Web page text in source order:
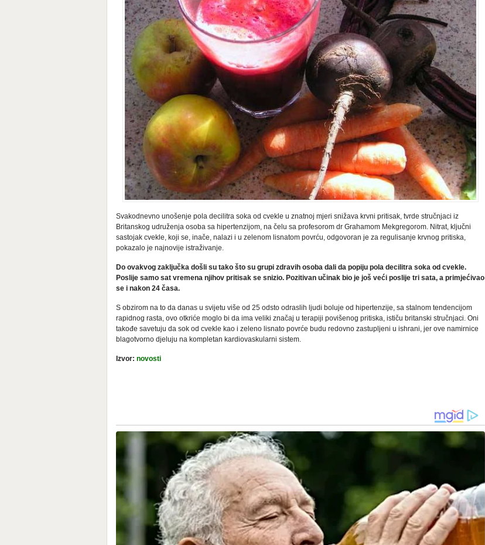
Svakodnevno unošenje pola decilitra soka od cvekle u znatnoj mjeri snižava krvni pritisak, tvrde stručnjaci iz
Britanskog udruženja osoba sa hipertenzijom, na čelu sa profesorom dr Grahamom Mekgregorom. Nitrat, ključni
sastojak cvekle, koji se, inače, nalazi i u zelenom lisnatom povrću, odgovoran je za regulisanje krvnog pritiska,
pokazalo je najnovije istraživanje.
Do ovakvog zaključka došli su tako što su grupi zdravih osoba dali da popiju pola decilitra soka od cvekle.
Poslije samo sat vremena njihov pritisak se snizio. Pozitivan učinak bio je još veći poslije tri sata, a primjećivao
se i nakon 24 časa.
S obzirom na to da danas u svijetu više od 25 odsto odraslih ljudi boluje od hipertenzije, sa stalnom tendencijom
rapidnog rasta, ovo otkriće moglo bi da ima veliki značaj u terapiji povišenog pritiska, ističu britanski stručnjaci. Oni
takođe savetuju da sok od cvekle kao i zeleno lisnato povrće budu redovno zastupljeni u ishrani, jer ove namirnice
blagotvorno djeluju na kompletan kardiovaskularni sistem.
Izvor: novosti